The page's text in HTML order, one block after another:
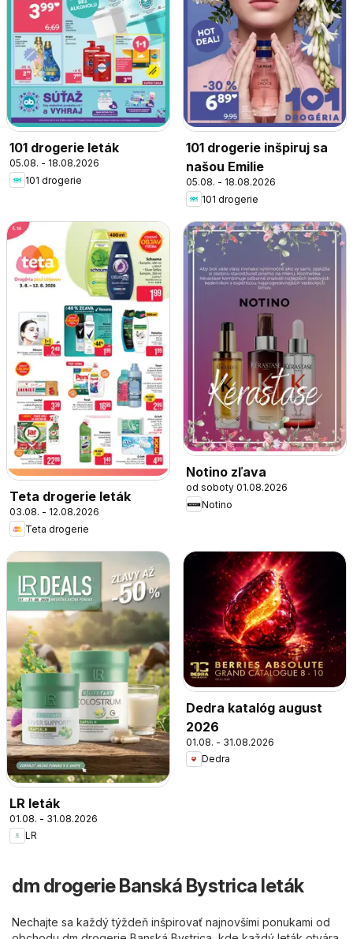
101 drogerie leták
05.08. - 18.08.2026
101 drogerie
101 drogerie inšpiruj sa
našou Emilie
05.08. - 18.08.2026
101 drogerie
Teta drogerie leták
03.08. - 12.08.2026
Teta drogerie
Notino zľava
od soboty 01.08.2026
Notino
LR leták
01.08. - 31.08.2026
LR
Dedra katalóg august
2026
01.08. - 31.08.2026
Dedra
dm drogerie Banská Bystrica leták
Nechajte sa každý týždeň inšpirovať najnovšími ponukami od